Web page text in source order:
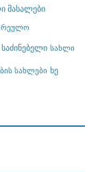
მასალები
საძინებელი სახლი
სახლები ხე